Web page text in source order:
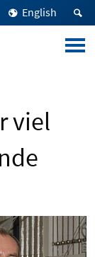
English
viel